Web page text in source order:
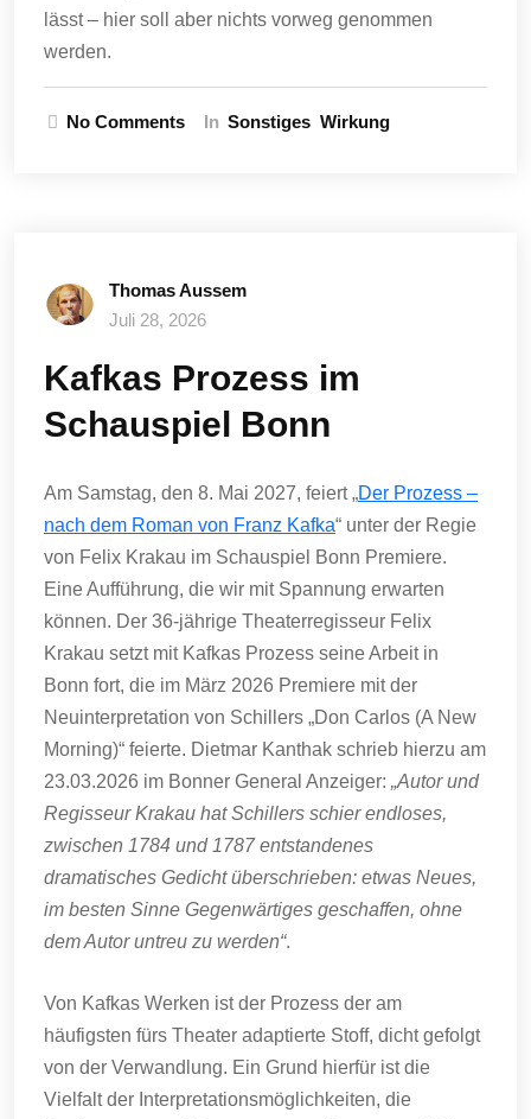
lässt – hier soll aber nichts vorweg genommen
werden.
No Comments In Sonstiges Wirkung
Thomas Aussem
Juli 28, 2026
Kafkas Prozess im
Schauspiel Bonn
Am Samstag, den 8. Mai 2027, feiert „Der Prozess –
nach dem Roman von Franz Kafka“ unter der Regie
von Felix Krakau im Schauspiel Bonn Premiere.
Eine Aufführung, die wir mit Spannung erwarten
können. Der 36-jährige Theaterregisseur Felix
Krakau setzt mit Kafkas Prozess seine Arbeit in
Bonn fort, die im März 2026 Premiere mit der
Neuinterpretation von Schillers „Don Carlos (A New
Morning)“ feierte. Dietmar Kanthak schrieb hierzu am
23.03.2026 im Bonner General Anzeiger: „Autor und
Regisseur Krakau hat Schillers schier endloses,
zwischen 1784 und 1787 entstandenes
dramatisches Gedicht überschrieben: etwas Neues,
im besten Sinne Gegenwärtiges geschaffen, ohne
dem Autor untreu zu werden“.
Von Kafkas Werken ist der Prozess der am
häufigsten fürs Theater adaptierte Stoff, dicht gefolgt
von der Verwandlung. Ein Grund hierfür ist die
Vielfalt der Interpretationsmöglichkeiten, die